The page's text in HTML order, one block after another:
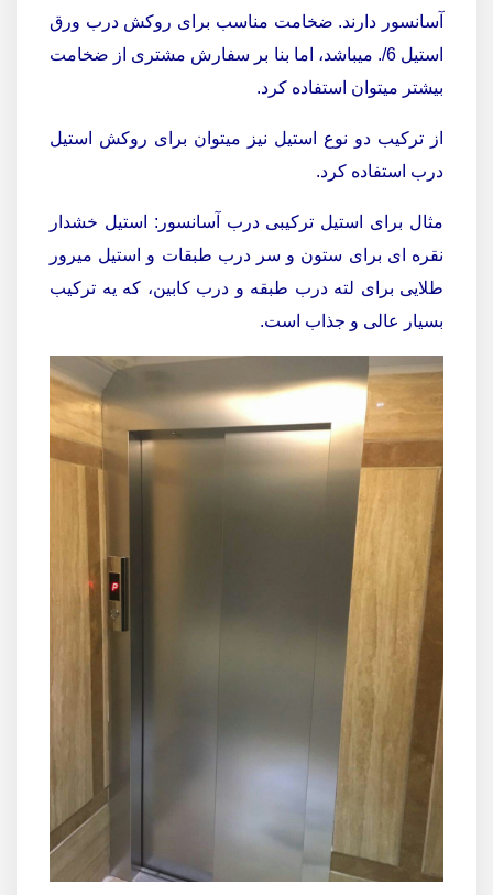
آسانسور دارند. ضخامت مناسب برای روکش درب ورق
استیل 6/. میباشد، اما بنا بر سفارش مشتری از ضخامت
بیشتر میتوان استفاده کرد.
از ترکیب دو نوع استیل نیز میتوان برای روکش استیل
درب استفاده کرد.
مثال برای استیل ترکیبی درب آسانسور: استیل خشدار
نقره ای برای ستون و سر درب طبقات و استیل میرور
طلایی برای لته درب طبقه و درب کابین، که یه ترکیب
بسیار عالی و جذاب است.